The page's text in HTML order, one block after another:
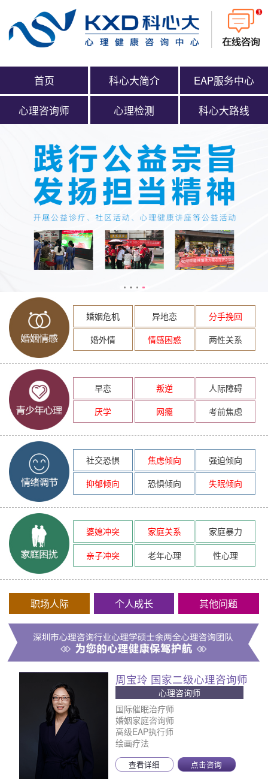
首页 科心大简介 EAP服务中心
心理咨询师 心理检测 科心大路线
婚姻危机 异地恋
分手挽回
婚外情
情感困惑 两性关系
早恋 叛逆
人际障碍
厌学
网瘾 考前焦虑
社交恐惧 焦虑倾向
强迫倾向
抑郁倾向
恐惧倾向 失眠倾向
婆媳冲突 家庭关系
家庭暴力
亲子冲突
老年心理 性心理
职场人际 个人成长 其他问题
周宝玲 国家二级心理咨询师
心理咨询师
国际催眠治疗师
婚姻家庭咨询师
高级EAP执行师
绘画疗法
查看详细 点击咨询